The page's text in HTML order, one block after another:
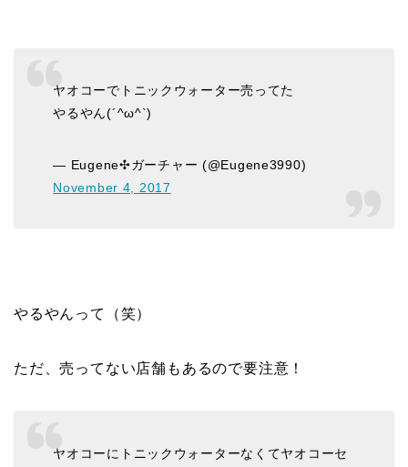
ヤオコーでトニックウォーター売ってた
やるやん(´^ω^`)
— Eugene✣ガーチャー (@Eugene3990)
November 4, 2017
やるやんって（笑）
ただ、売ってない店舗もあるので要注意！
ヤオコーにトニックウォーターなくてヤオコーセ